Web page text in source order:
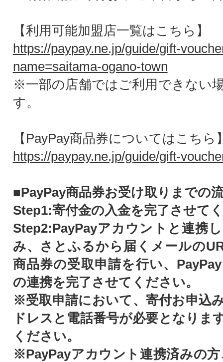
【利用可能加盟店一覧はこちら】
https://paypay.ne.jp/guide/gift-
name=saitama-ogano-town
※一部の店舗ではご利用できない
す。
【PayPay商品券についてはこちら
https://paypay.ne.jp/guide/gift-
■PayPay商品券お受け取りまでの
Step1:寄付金の入金を完了させて
Step2:PayPayアカウントと連携
み、さとふるから届くメールの
商品券の受取申請を行い、
の連携を完了させてください。
※受取申請において、寄付お申込
ドレスと電話番号が必要となりま
ください。
※PayPayアカウント連携済みの